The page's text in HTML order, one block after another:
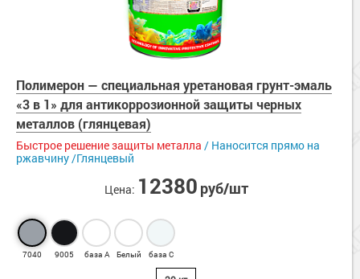
Полимерон — cпециальная уретановая грунт-эмаль
«3 в 1» для антикоррозионной защиты черных
металлов (глянцевая)
Быстрое решение защиты металла / Наносится прямо на
ржавчину /Глянцевый
Цена: 12380 руб/шт
7040 9005 база А Белый база С